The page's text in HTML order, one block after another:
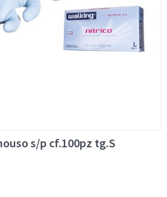
s/p cf.100pz tg.S